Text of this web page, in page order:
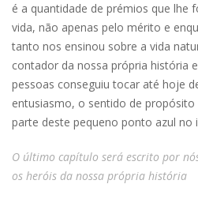
é a quantidade de prémios que lhe
vida, não apenas pelo mérito e
tanto nos ensinou sobre a vida
contador da nossa própria história
pessoas conseguiu tocar até hoje
entusiasmo, o sentido de
parte deste pequeno ponto azul no
O último capítulo será escrito por
os heróis da nossa própria história